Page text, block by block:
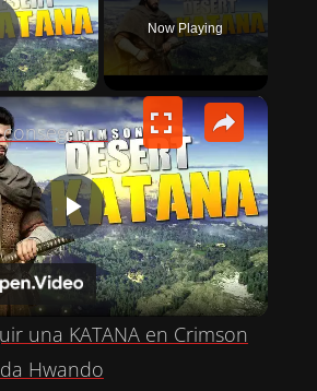
VIDEO
Now Playing
×
P
L
A
Cómo conseguir una KATANA en Crimson Desert | Espada Hwando
una KATANA en Crimson
Hwando